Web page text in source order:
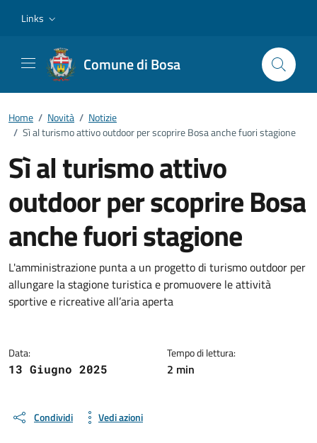
Links
Comune di Bosa
Home / Novità / Notizie
/ Sì al turismo attivo outdoor per scoprire Bosa anche fuori stagione
Sì al turismo attivo
outdoor per scoprire Bosa
anche fuori stagione
Dettagli della notizia
L'amministrazione punta a un progetto di turismo outdoor per
allungare la stagione turistica e promuovere le attività
sportive e ricreative all’aria aperta
Data:
13 Giugno 2025
Tempo di lettura:
2 min
Condividi Vedi azioni